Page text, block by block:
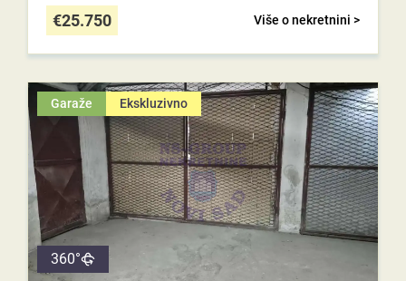
Više o nekretnini >
€25.750
Garaže Ekskluzivno
360°